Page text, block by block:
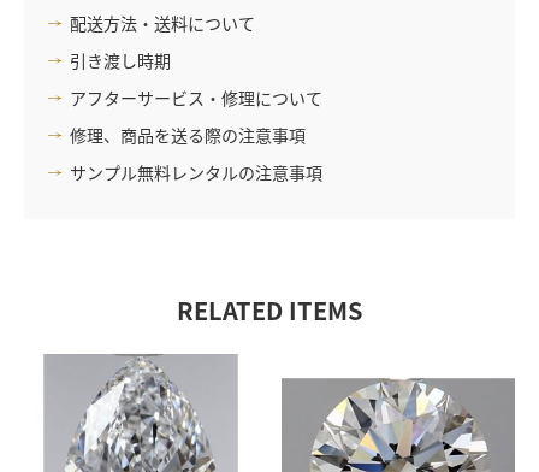
配送方法・送料について
引き渡し時期
アフターサービス・修理について
修理、商品を送る際の注意事項
サンプル無料レンタルの注意事項
RELATED ITEMS